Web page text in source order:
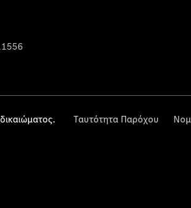
Ταυτότητα Παρόχου